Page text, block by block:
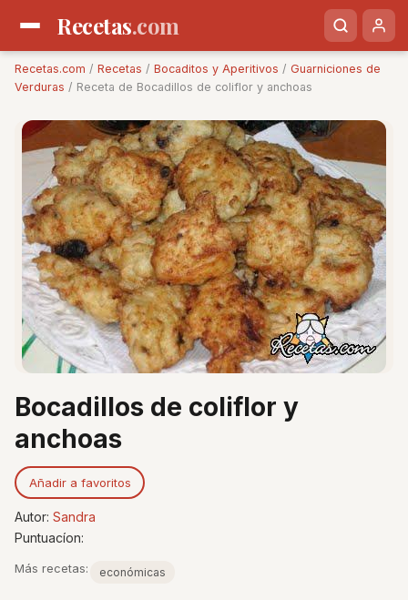
Recetas.com
Recetas.com / Recetas / Bocaditos y Aperitivos / Guarniciones de
Verduras / Receta de Bocadillos de coliflor y anchoas
Bocadillos de coliflor y
anchoas
Añadir a favoritos
Autor: Sandra
Puntuacíon:
Más recetas: económicas